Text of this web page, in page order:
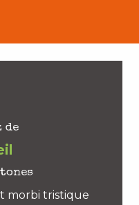
de
morbi tristique